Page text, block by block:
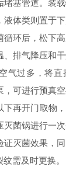
塞管道。装
体类则置于
循环后，松下
、排气降压和
气过多，将直
可进行预真
下再开门取物
菌锅进行一
证灭菌效果，
需及时更换。